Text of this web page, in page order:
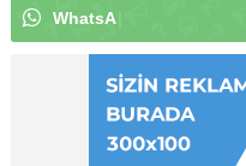
WhatsA